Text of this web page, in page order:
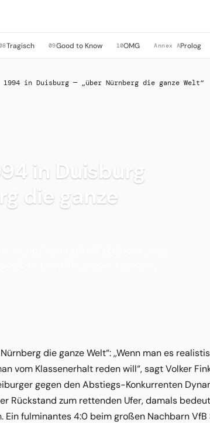
Tragisch 09Good to Know 10OMG Annex AProlog
in Duisburg — „über Nürnberg die ganze Welt“
in Duisburg
die ganze
die ganze Welt“: ,,Wenn man es
vom Klassenerhalt reden will“, sagt Volker
gegen den Abstiegs-Konkurrenten
Rückstand zum rettenden Ufer, damals
fulminantes 4:0 beim großen Nachbarn